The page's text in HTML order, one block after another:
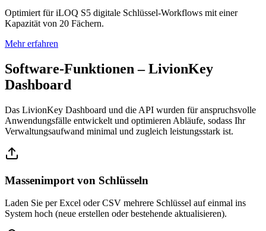
Optimiert für iLOQ S5 digitale Schlüssel-Workflows mit einer
Kapazität von 20 Fächern.
Mehr erfahren
Software-Funktionen – LivionKey
Dashboard
Das LivionKey Dashboard und die API wurden für anspruchsvolle
Anwendungsfälle entwickelt und optimieren Abläufe, sodass Ihr
Verwaltungsaufwand minimal und zugleich leistungsstark ist.
Massenimport von Schlüsseln
Laden Sie per Excel oder CSV mehrere Schlüssel auf einmal ins
System hoch (neue erstellen oder bestehende aktualisieren).